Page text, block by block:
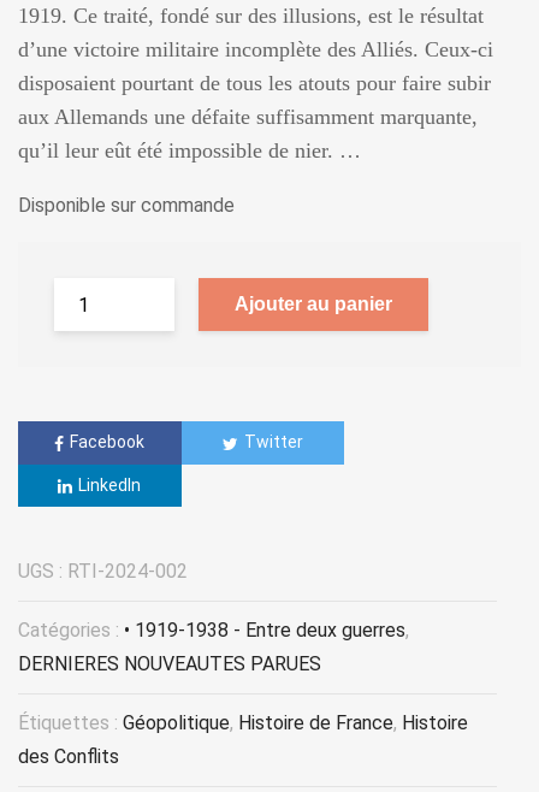
1919. Ce traité, fondé sur des illusions, est le résultat
d’une victoire militaire incomplète des Alliés. Ceux-ci
disposaient pourtant de tous les atouts pour faire subir
aux Allemands une défaite suffisamment marquante,
qu’il leur eût été impossible de nier. …
Disponible sur commande
Ajouter au panier
Facebook Twitter
LinkedIn
UGS : RTI-2024-002
Catégories : • 1919-1938 - Entre deux guerres,
DERNIERES NOUVEAUTES PARUES
Étiquettes : Géopolitique, Histoire de France, Histoire
des Conflits